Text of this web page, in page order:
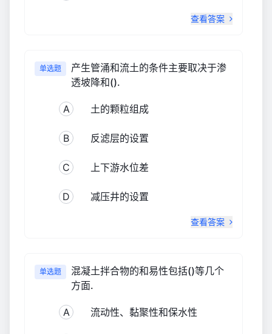
查看答案
单选题
产生管涌和流土的条件主要取决于渗
透坡降和().
A 土的颗粒组成
B 反滤层的设置
C 上下游水位差
D 减压井的设置
查看答案
单选题
混凝土拌合物的和易性包括()等几个
方面.
A 流动性、黏聚性和保水性